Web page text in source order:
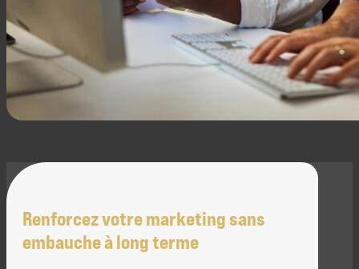
Renforcez votre marketing sans
embauche à long terme